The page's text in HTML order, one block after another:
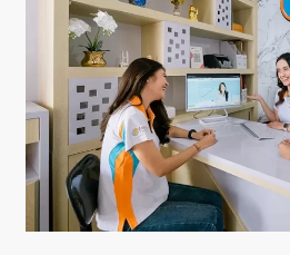
Google
Ads
untuk
Tujuan
Bisnis